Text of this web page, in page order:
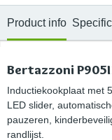
Product info
Bertazzoni
Inductiekookplaat met
LED slider,
pauzeren,
randlijst.